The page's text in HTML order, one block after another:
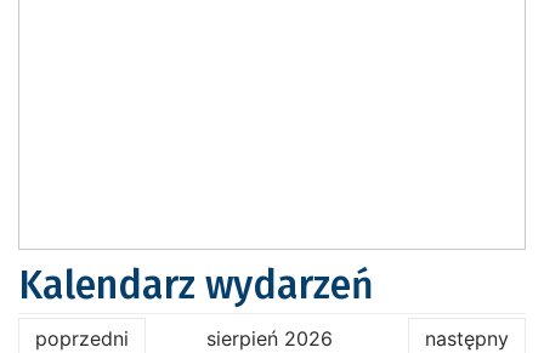
Kalendarz wydarzeń
poprzedni sierpień 2026 następny